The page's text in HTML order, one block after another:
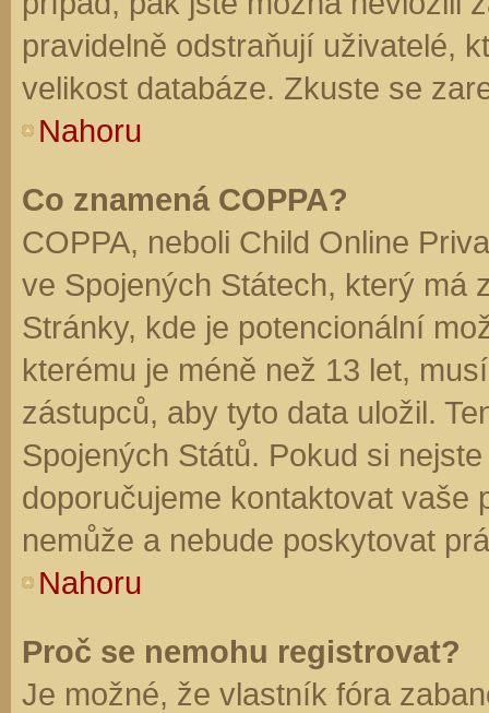
pravidelně odstraňují uživatelé,
velikost databáze. Zkuste se
Nahoru
Co znamená COPPA?
COPPA, neboli Child Online
ve Spojených Státech, který má
Stránky, kde je potencionální
kterému je méně než 13 let,
zástupců, aby tyto data uložil.
Spojených Států. Pokud si
doporučujeme kontaktovat vaše
nemůže a nebude poskytovat
Nahoru
Proč se nemohu registrovat?
Je možné, že vlastník fóra